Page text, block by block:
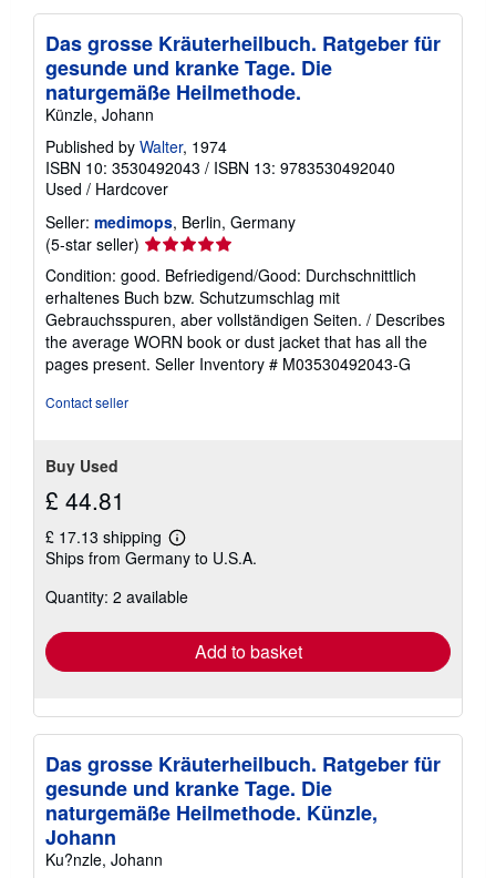
Das grosse Kräuterheilbuch. Ratgeber für
gesunde und kranke Tage. Die
naturgemäße Heilmethode.
Künzle, Johann
Published by Walter, 1974
ISBN 10: 3530492043 / ISBN 13: 9783530492040
Used / Hardcover
Seller: medimops, Berlin, Germany
(5-star seller) Seller
rating
5
out
of
5
stars
Condition: good. Befriedigend/Good: Durchschnittlich
erhaltenes Buch bzw. Schutzumschlag mit
Gebrauchsspuren, aber vollständigen Seiten. / Describes
the average WORN book or dust jacket that has all the
pages present. Seller Inventory # M03530492043-G
Contact seller
Buy Used
£ 44.81
£ 17.13 shipping
Learn
more
shipping
Ships from Germany to U.S.A.
Quantity: 2 available
Add to basket
Das grosse Kräuterheilbuch. Ratgeber für
gesunde und kranke Tage. Die
naturgemäße Heilmethode. Künzle,
Johann
Ku?nzle, Johann